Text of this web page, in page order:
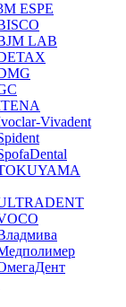
ESPE
LAB
Vivadent